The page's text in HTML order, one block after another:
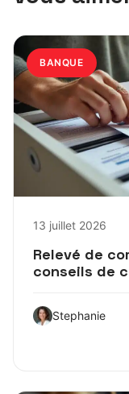
BANQUE
13 juillet 2026
Relevé de
conseils de
Stephanie